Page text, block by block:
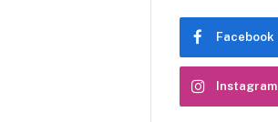
Facebook
Instagram